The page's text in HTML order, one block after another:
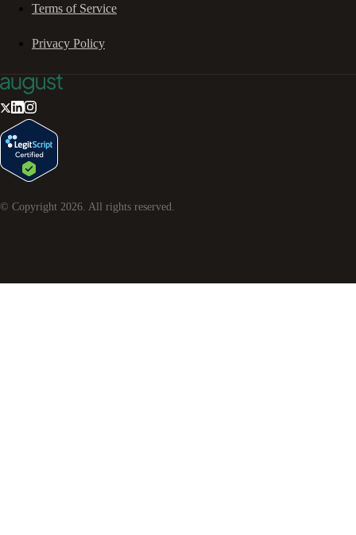
Terms of Service
Privacy Policy
© Copyright 2026 . All rights reserved.